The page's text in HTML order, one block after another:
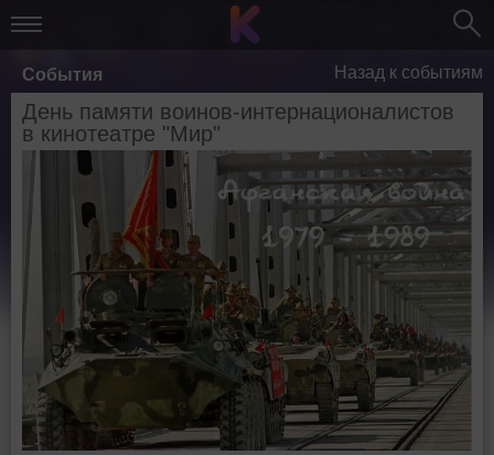
События Назад к событиям
День памяти воинов-интернационалистов
в кинотеатре "Мир"